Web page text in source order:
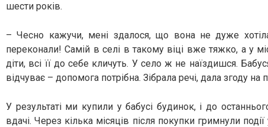
шести років.
– Чесно кажучи, мені здалося, що вона не дуже
переконали! Самій в селі в такому віці вже тяжко, а у
діти, всі її до себе кличуть. У село ж не наїздишся.
відчуває – допомога потрібна. Зібрала речі, дала згоду
У результаті ми купили у бабусі будинок, і до
вдачі. Через кілька місяців після покупки гримнули